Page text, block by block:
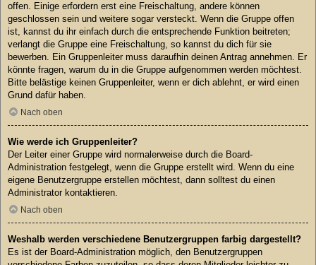
offen. Einige erfordern erst eine Freischaltung, andere können
geschlossen sein und weitere sogar versteckt. Wenn die Gruppe offen
ist, kannst du ihr einfach durch die entsprechende Funktion beitreten;
verlangt die Gruppe eine Freischaltung, so kannst du dich für sie
bewerben. Ein Gruppenleiter muss daraufhin deinen Antrag annehmen. Er
könnte fragen, warum du in die Gruppe aufgenommen werden möchtest.
Bitte belästige keinen Gruppenleiter, wenn er dich ablehnt, er wird einen
Grund dafür haben.
Nach oben
Wie werde ich Gruppenleiter?
Der Leiter einer Gruppe wird normalerweise durch die Board-
Administration festgelegt, wenn die Gruppe erstellt wird. Wenn du eine
eigene Benutzergruppe erstellen möchtest, dann solltest du einen
Administrator kontaktieren.
Nach oben
Weshalb werden verschiedene Benutzergruppen farbig dargestellt?
Es ist der Board-Administration möglich, den Benutzergruppen